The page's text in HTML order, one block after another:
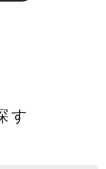
す